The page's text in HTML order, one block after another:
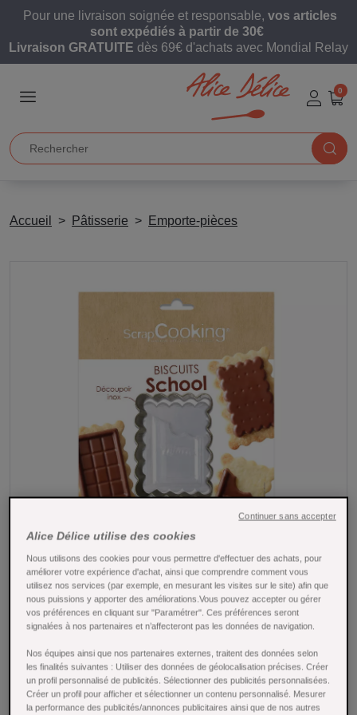
Pour une livraison soignée et responsable, vos articles
sont expédiés à partir de 30€
Livraison GRATUITE dès 69€ d'achats avec Mondial Relay
0
Accueil Pâtisserie Emporte-pièces
Tap to expand
Set biscuits school tablette de chocolat -
Alice Délice utilise des cookies
Nous utilisons des cookies pour vous permettre d'effectuer des achats, pour
améliorer votre expérience d'achat, ainsi que comprendre comment vous
utilisez nos services (par exemple, en mesurant les visites sur le site) afin que
nous puissions y apporter des améliorations.Vous pouvez accepter ou gérer
vos préférences en cliquant sur "Paramétrer". Ces préférences seront
signalées à nos partenaires et n’affecteront pas les données de navigation.
Nos équipes ainsi que nos partenaires externes, traitent des données selon
les finalités suivantes : Utiliser des données de géolocalisation précises. Créer
un profil personnalisé de publicités. Sélectionner des publicités personnalisées.
Créer un profil pour afficher et sélectionner un contenu personnalisé. Mesurer
la performance des publicités/annonces publicitaires ainsi que de nos autres
Continuer sans accepter